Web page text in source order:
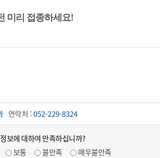
미리 접종하세요!
연락처 :052-229-8324
보에 대하여 만족하십니까?
보통 불만족 매우불만족